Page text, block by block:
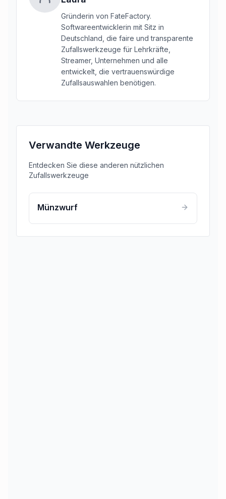
Gründerin von FateFactory.
Softwareentwicklerin mit Sitz in
Deutschland, die faire und transparente
Zufallswerkzeuge für Lehrkräfte,
Streamer, Unternehmen und alle
entwickelt, die vertrauenswürdige
Zufallsauswahlen benötigen.
Verwandte Werkzeuge
Entdecken Sie diese anderen nützlichen
Zufallswerkzeuge
Münzwurf